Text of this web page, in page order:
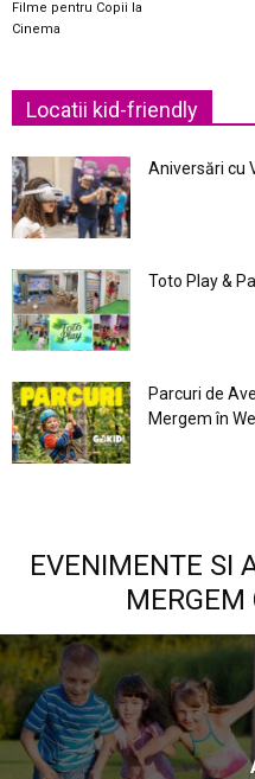
Filme pentru Copii la
Cinema
Locatii kid-friendly
Aniversări cu
Toto Play &
Parcuri de
Mergem în
EVENIMENTE SI
MERGEM